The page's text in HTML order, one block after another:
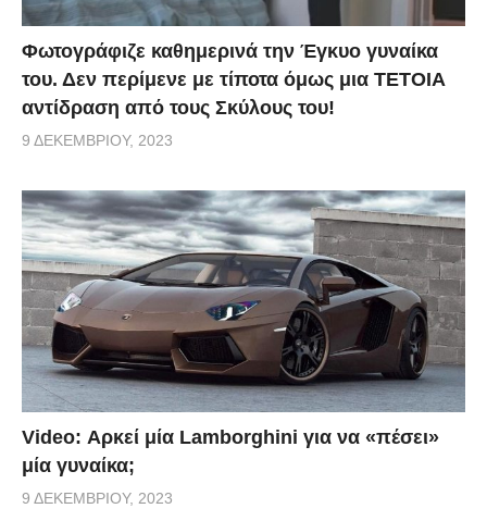
Φωτογράφιζε καθημερινά την Έγκυο γυναίκα
του. Δεν περίμενε με τίποτα όμως μια ΤΕΤΟΙΑ
αντίδραση από τους Σκύλους του!
9 ΔΕΚΕΜΒΡΊΟΥ, 2023
Video: Αρκεί μία Lamborghini για να «πέσει»
μία γυναίκα;
9 ΔΕΚΕΜΒΡΊΟΥ, 2023